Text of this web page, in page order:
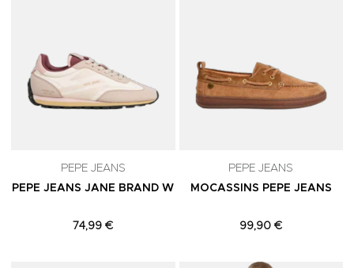
PEPE JEANS
PEPE JEANS JANE BRAND W
74,99 €
PEPE JEANS
MOCASSINS PEPE JEANS
99,90 €